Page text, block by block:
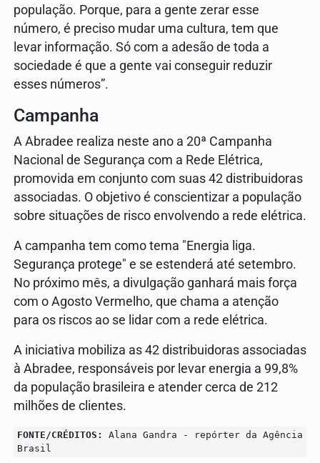
população. Porque, para a gente zerar esse
número, é preciso mudar uma cultura, tem que
levar informação. Só com a adesão de toda a
sociedade é que a gente vai conseguir reduzir
esses números”.
Campanha
A Abradee realiza neste ano a 20ª Campanha
Nacional de Segurança com a Rede Elétrica,
promovida em conjunto com suas 42 distribuidoras
associadas. O objetivo é conscientizar a população
sobre situações de risco envolvendo a rede elétrica.
A campanha tem como tema "Energia liga.
Segurança protege" e se estenderá até setembro.
No próximo mês, a divulgação ganhará mais força
com o Agosto Vermelho, que chama a atenção
para os riscos ao se lidar com a rede elétrica.
A iniciativa mobiliza as 42 distribuidoras associadas
à Abradee, responsáveis por levar energia a 99,8%
da população brasileira e atender cerca de 212
milhões de clientes.
FONTE/CRÉDITOS:
Alana Gandra - repórter da Agência
Brasil